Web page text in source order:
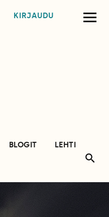
KIRJAUDU
BLOGIT
LEHTI